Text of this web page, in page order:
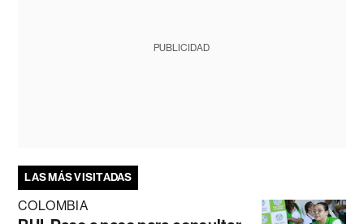
PUBLICIDAD
LAS MÁS VISITADAS
COLOMBIA